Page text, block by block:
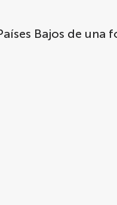
Bajos de una